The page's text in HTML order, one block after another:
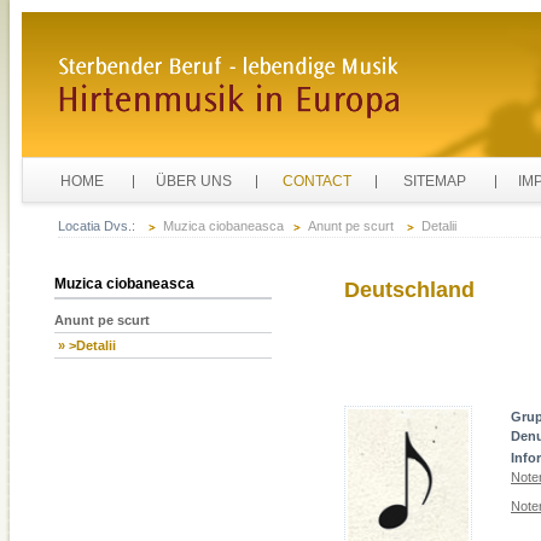
HOME ÜBER UNS CONTACT SITEMAP
Locatia Dvs.: Muzica ciobaneasca Anunt pe scurt Detalii
Muzica ciobaneasca
Anunt pe scurt
» >Detalii
Deutschland